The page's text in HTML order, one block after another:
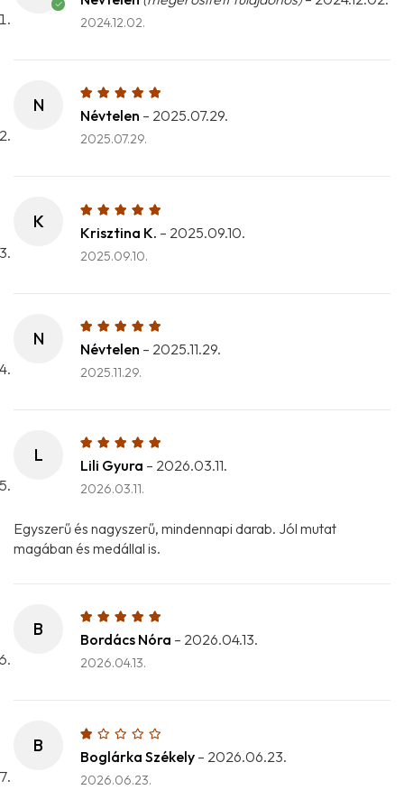
2024.12.02.
N
Névtelen – 2025.07.29.
2025.07.29.
K
Krisztina K. – 2025.09.10.
2025.09.10.
N
Névtelen – 2025.11.29.
2025.11.29.
L
Lili Gyura – 2026.03.11.
2026.03.11.
Egyszerű és nagyszerű, mindennapi darab. Jól mutat
magában és medállal is.
B
Bordács Nóra – 2026.04.13.
2026.04.13.
B
Boglárka Székely – 2026.06.23.
2026.06.23.